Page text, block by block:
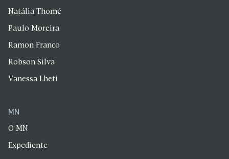
Natália Thomé
Paulo Moreira
Ramon Franco
Robson Silva
Vanessa Lheti
MN
O MN
Expediente